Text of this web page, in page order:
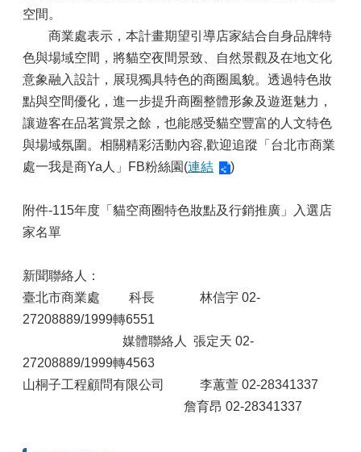
空間。
商業處表示，本計畫期望引導店家結合自身品牌特
色與場域空間，將貓空夜間景致、自然景觀及在地文化
意象融入設計，展現獨具特色的商圈風貌。透過特色妝
點與空間優化，進一步提升商圈整體形象及遊逛魅力，
讓遊客在品茗賞景之餘，也能感受貓空豐富的人文特色
與場域氛圍。相關精彩活動內容,歡迎追蹤「台北市商業
處一我是商Ya人」FB粉絲園(連結 )
附件-115年度「貓空商圈特色妝點及行銷推廣」入選店
家名單
新聞聯絡人：
臺北市商業處 科長 林信宇 02-
27208889/1999轉6551
媒體聯絡人 張定天 02-
27208889/1999轉4563
山桐子工程顧問有限公司 李蕙萱 02-28341337
詹育昂 02-28341337